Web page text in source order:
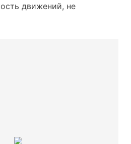
движений, не